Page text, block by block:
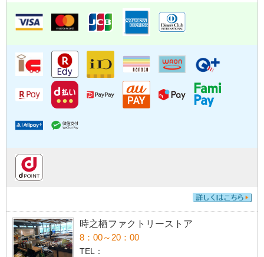
時之栖ファクトリーストア
8：00～20：00
TEL：